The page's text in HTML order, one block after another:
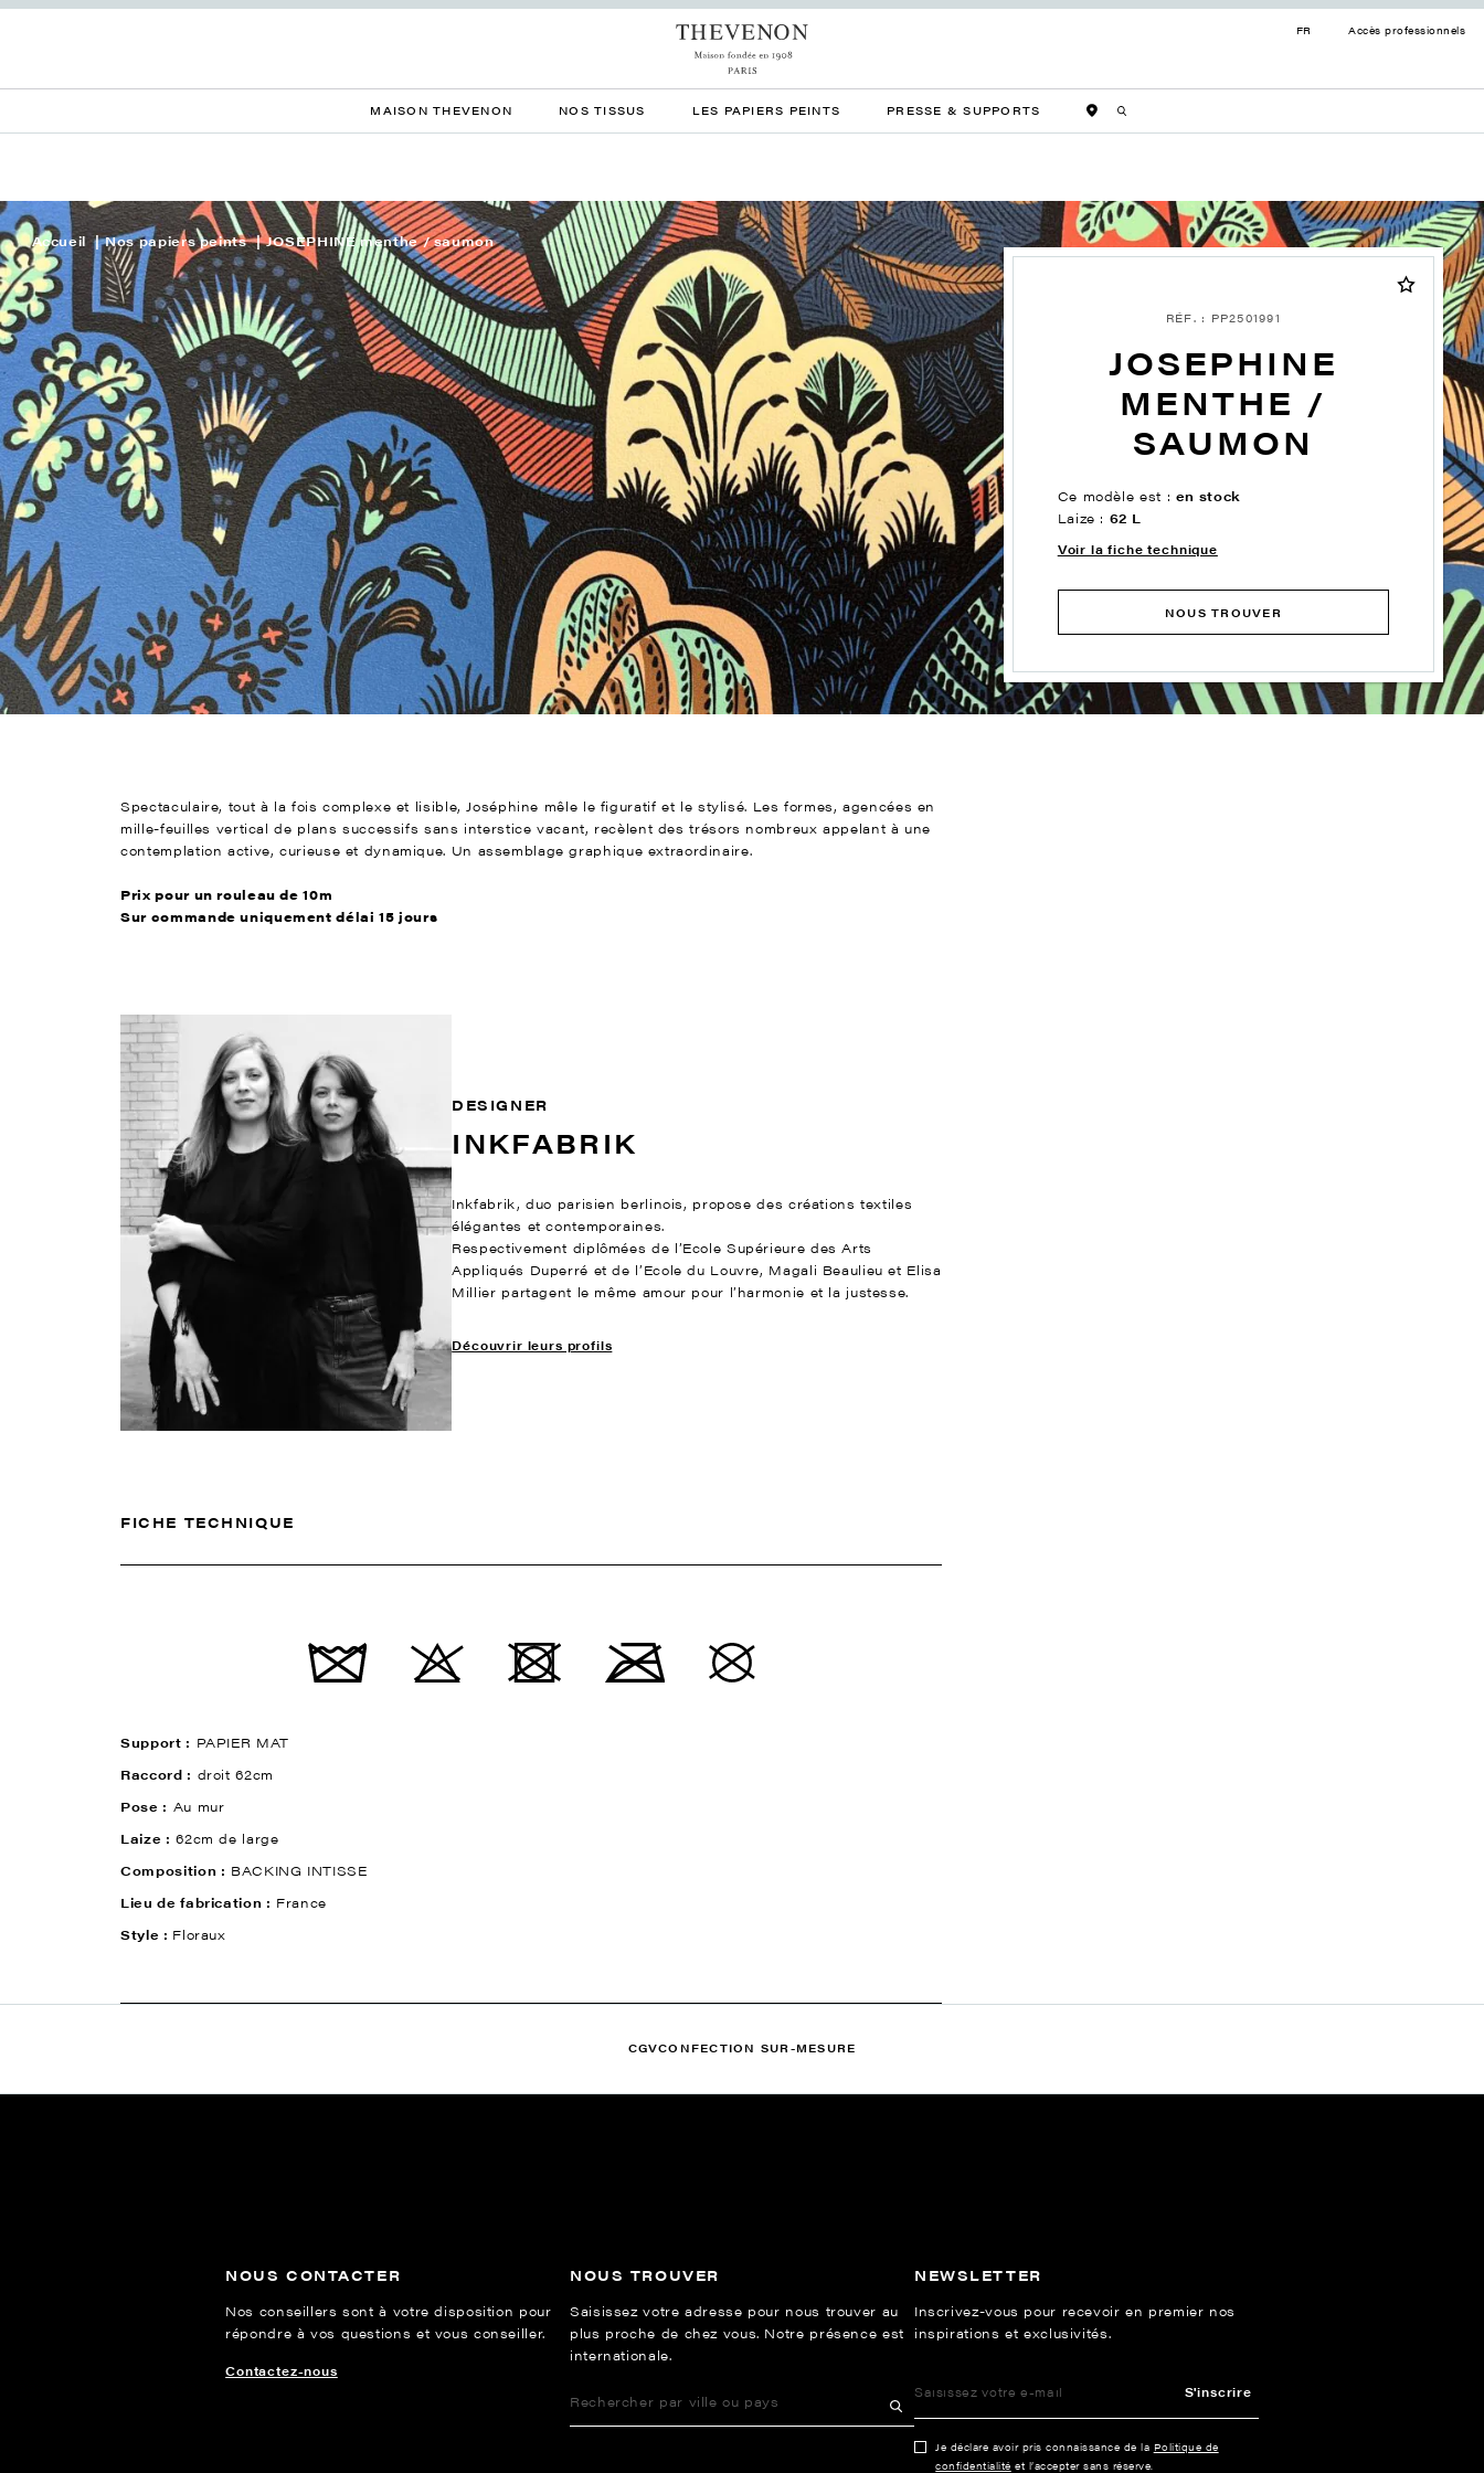
FR Accès professionnels
MAISON THEVENON NOS TISSUS LES PAPIERS PEINTS PRESSE & SUPPORTS
Accueil Nos papiers peints JOSEPHINE menthe / saumon
RÉF. : PP2501991
JOSEPHINE
MENTHE /
SAUMON
Ce modèle est : en stock
Laize : 62 L
Voir la fiche technique
NOUS TROUVER
Spectaculaire, tout à la fois complexe et lisible, Joséphine mêle le figuratif et le stylisé. Les formes, agencées en
mille-feuilles vertical de plans successifs sans interstice vacant, recèlent des trésors nombreux appelant à une
contemplation active, curieuse et dynamique. Un assemblage graphique extraordinaire.
Prix pour un rouleau de 10m
Sur commande uniquement délai 15 jours
DESIGNER
INKFABRIK
Inkfabrik, duo parisien berlinois, propose des créations textiles
élégantes et contemporaines.
Respectivement diplômées de l’Ecole Supérieure des Arts
Appliqués Duperré et de l’Ecole du Louvre, Magali Beaulieu et Elisa
Millier partagent le même amour pour l’harmonie et la justesse.
Découvrir leurs profils
FICHE TECHNIQUE
Support : PAPIER MAT
Raccord : droit 62cm
Pose : Au mur
Laize : 62cm de large
Composition : BACKING INTISSE
Lieu de fabrication : France
Style : Floraux
CGVCONFECTION SUR-MESURE
NOUS CONTACTER
Nos conseillers sont à votre disposition pour
répondre à vos questions et vous conseiller.
Contactez-nous
NOUS TROUVER
Saisissez votre adresse pour nous trouver au
plus proche de chez vous. Notre présence est
internationale.
NEWSLETTER
Inscrivez-vous pour recevoir en premier nos
inspirations et exclusivités.
S'inscrire
Je déclare avoir pris connaissance de la Politique de
confidentialité et l’accepter sans réserve.